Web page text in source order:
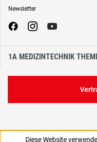
Newsletter
1A MEDIZINTECHNIK
Diese Website